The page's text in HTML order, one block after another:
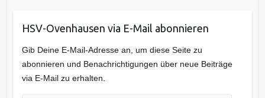
HSV-Ovenhausen via E-Mail abonnieren
Gib Deine E-Mail-Adresse an, um diese Seite zu
abonnieren und Benachrichtigungen über neue Beiträge
via E-Mail zu erhalten.